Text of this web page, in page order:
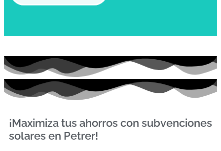
¡Maximiza tus ahorros con subvenciones
solares en Petrer!